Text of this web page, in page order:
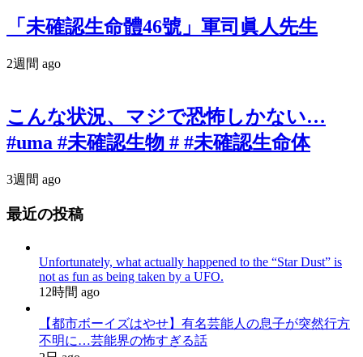
「未確認生命體46號」軍司眞人先生
2週間 ago
こんな状況、マジで恐怖しかない…
#uma #未確認生物 # #未確認生命体
3週間 ago
最近の投稿
Unfortunately, what actually happened to the “Star Dust” is
not as fun as being taken by a UFO.
12時間 ago
【都市ボーイズはやせ】有名芸能人の息子が突然行方
不明に…芸能界の怖すぎる話